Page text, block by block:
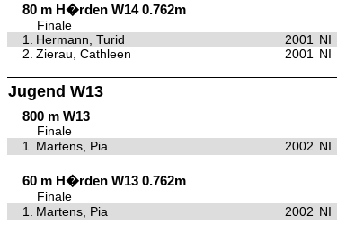
80 m H�rden W14 0.762m
Finale
1.
Hermann, Turid 2001 NI
2. Zierau, Cathleen 2001 NI
Jugend W13
800 m W13
Finale
1.
Martens, Pia 2002 NI
60 m H�rden W13 0.762m
Finale
1.
Martens, Pia 2002 NI